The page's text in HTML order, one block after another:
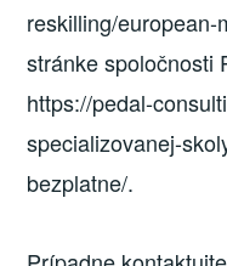
reskilling/
stránke spoločnosti
https://pedal-
specializovanej-
bezplatne/.